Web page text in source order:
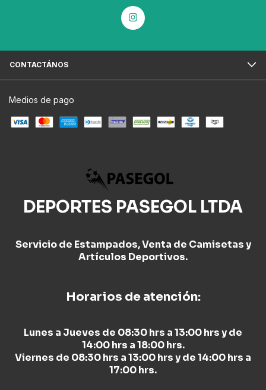
CONTACTÁNOS
Medios de pago
DEPORTES PASEGOL LTDA
Servicio de Estampados, Venta de Camisetas y
Artículos Deportivos.
Horarios de atención:
Lunes a Jueves de 08:30 hrs a 13:00 hrs y de
14:00 hrs a 18:00 hrs.
Viernes de 08:30 hrs a 13:00 hrs y de 14:00 hrs a
17:00 hrs.